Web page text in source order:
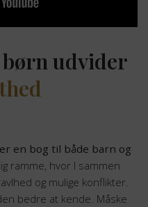
udvider
en bog til både barn og
ramme, hvor I sammen
og mulige konflikter.
bedre at kende. Måske